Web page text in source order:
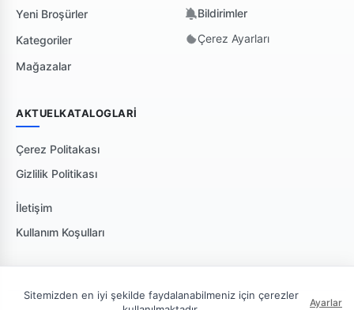
Yeni Broşürler
Kategoriler
Mağazalar
Bildirimler
Çerez Ayarları
AKTUELKATALOGLARI
Çerez Politakası
Gizlilik Politikası
İletişim
Kullanım Koşulları
Sitemizden en iyi şekilde faydalanabilmeniz için çerezler
Ayarlar